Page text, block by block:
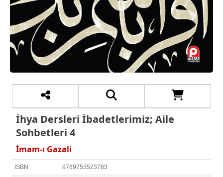
İhya Dersleri İbadetlerimiz; Aile
Sohbetleri 4
İmam-ı Gazali
ISBN : 9789753523783